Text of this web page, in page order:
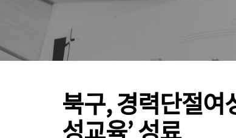
북구, 경력단절여
성교육’ 성료